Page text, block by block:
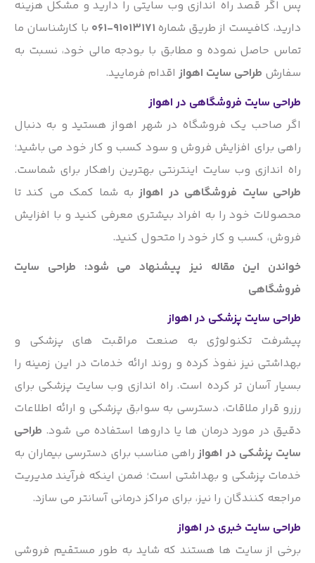
پس اگر قصد راه اندازی وب سایتی را دارید و مشکل هزینه
دارید، کافیست از طریق شماره91013171-061
با کارشناسان ما
تماس حاصل نموده و مطابق با بودجه مالی خود، نسبت به
سفارشطراحی سایت اهوازاقدام فرمایید.
طراحی سایت فروشگاهی در اهواز
اگر صاحب یک فروشگاه در شهر اهواز هستید و به دنبال
راهی برای افزایش فروش و سود کسب و کار خود می باشید؛
راه اندازی وب سایت اینترنتی بهترین راهکار برای شماست.
طراحی سایت فروشگاهی در اهوازبه شما کمک می کند تا
محصولات خود را به افراد بیشتری معرفی کنید و با افزایش
فروش، کسب و کار خود را متحول کنید.
خواندن این مقاله نیز پیشنهاد می شود: طراحی سایت
فروشگاهی
طراحی سایت پزشکی در اهواز
پیشرفت تکنولوژی به صنعت مراقبت های پزشکی و
بهداشتی نیز نفوذ کرده و روند ارائه خدمات در این زمینه را
بسیار آسان تر کرده است. راه اندازی وب سایت پزشکی برای
رزرو قرار ملاقات، دسترسی به سوابق پزشکی و ارائه اطلاعات
دقیق در مورد درمان ها یا داروها استفاده می شود.طراحی
سایت پزشکی در اهوازراهی مناسب برای دسترسی بیماران به
خدمات پزشکی و بهداشتی است؛ ضمن اینکه فرآیند مدیریت
مراجعه کنندگان را نیز، برای مراکز درمانی آسانتر می سازد.
طراحی سایت خبری در اهواز
برخی از سایت ها هستند که شاید به طور مستقیم فروشی